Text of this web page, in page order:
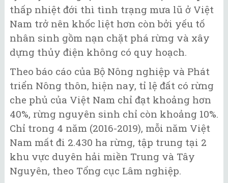
thấp nhiệt đới thì tình trạng mưa lũ ở Việt
Nam trở nên khốc liệt hơn còn bởi yếu tố
nhân sinh gồm nạn chặt phá rừng và xây
dựng thủy điện không có quy hoạch.
Theo báo cáo của Bộ Nông nghiệp và Phát
triển Nông thôn, hiện nay, tỉ lệ đất có rừng
che phủ của Việt Nam chỉ đạt khoảng hơn
40%, rừng nguyên sinh chỉ còn khoảng 10%.
Chỉ trong 4 năm (2016-2019), mỗi năm Việt
Nam mất đi 2.430 ha rừng, tập trung tại 2
khu vực duyên hải miền Trung và Tây
Nguyên, theo Tổng cục Lâm nghiệp.